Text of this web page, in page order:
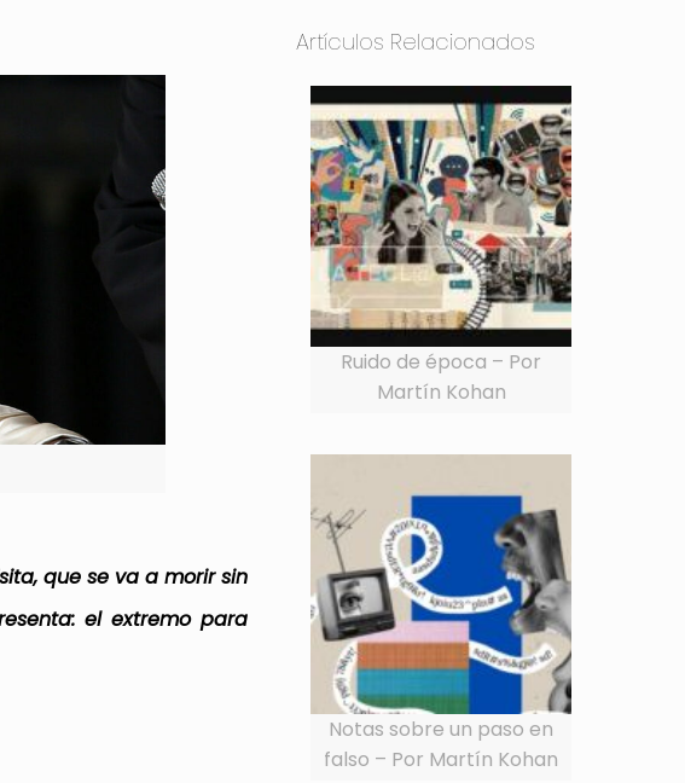
que se va a morir sin
el extremo para
Artículos Relacionados
Ruido de época – Por
Martín Kohan
Notas sobre un paso en
falso – Por Martín Kohan